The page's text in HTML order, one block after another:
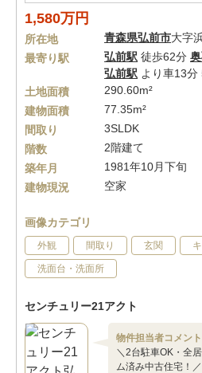
1,580万円
所在地 青森県弘前市大字
最寄り駅
弘前駅 徒歩62分
弘前駅 より車13分
土地面積
290.60m²
建物面積
77.35m²
間取り
3SLDK
階数
2階建て
築年月
1981年10月下旬
建物現況
空家
画像カテゴリ
外観 間取り 玄関
洗面台・洗面所
センチュリー21アクト
物件担当者コメント
＼2台駐車OK・全
ム済み中古住宅！